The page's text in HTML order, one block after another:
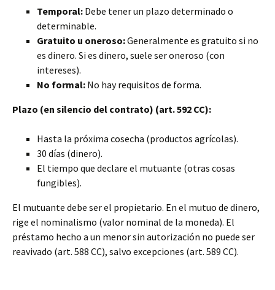
Temporal: Debe tener un plazo determinado o
determinable.
Gratuito u oneroso:Generalmente es gratuito si no
es dinero. Si es dinero, suele ser oneroso (con
intereses).
No formal: No hay requisitos de forma.
Plazo (en silencio del contrato) (art. 592 CC):
Hasta la próxima cosecha (productos agrícolas).
30 días (dinero).
El tiempo que declare el mutuante (otras cosas
fungibles).
El mutuante debe ser el propietario. En el mutuo de dinero,
rige el nominalismo (valor nominal de la moneda). El
préstamo hecho a un menor sin autorización no puede ser
reavivado (art. 588 CC), salvo excepciones (art. 589 CC).